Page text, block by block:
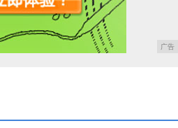
广告